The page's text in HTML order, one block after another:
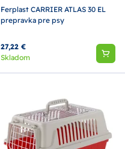
Ferplast CARRIER ATLAS 30 EL
prepravka pre psy
27,22 €
Skladom